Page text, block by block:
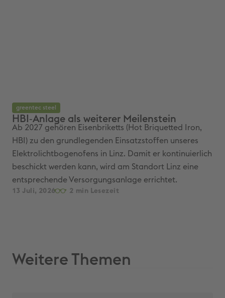
greentec steel
HBI‑Anlage als weiterer Meilenstein
Ab 2027 gehören Eisenbriketts (Hot Briquetted Iron,
HBI) zu den grundlegenden Einsatzstoffen unseres
Elektrolichtbogenofens in Linz. Damit er kontinuierlich
beschickt werden kann, wird am Standort Linz eine
entsprechende Versorgungsanlage errichtet.
13 Juli, 2026 2
Weitere Themen